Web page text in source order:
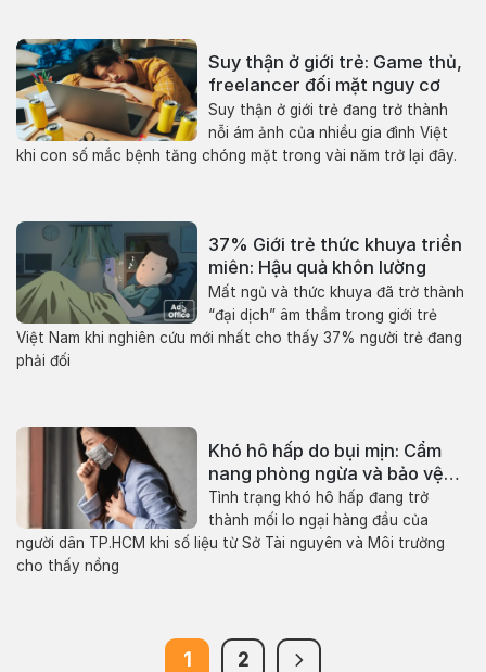
Suy thận ở giới trẻ: Game thủ,
freelancer đối mặt nguy cơ
Suy thận ở giới trẻ đang trở thành
nỗi ám ảnh của nhiều gia đình Việt
khi con số mắc bệnh tăng chóng mặt trong vài năm trở lại đây.
37% Giới trẻ thức khuya triền
miên: Hậu quả khôn lường
Mất ngủ và thức khuya đã trở thành
“đại dịch” âm thầm trong giới trẻ
Việt Nam khi nghiên cứu mới nhất cho thấy 37% người trẻ đang
phải đối
Khó hô hấp do bụi mịn: Cẩm
nang phòng ngừa và bảo vệ
sức khỏe
Tình trạng khó hô hấp đang trở
thành mối lo ngại hàng đầu của
người dân TP.HCM khi số liệu từ Sở Tài nguyên và Môi trường
cho thấy nồng
1 2